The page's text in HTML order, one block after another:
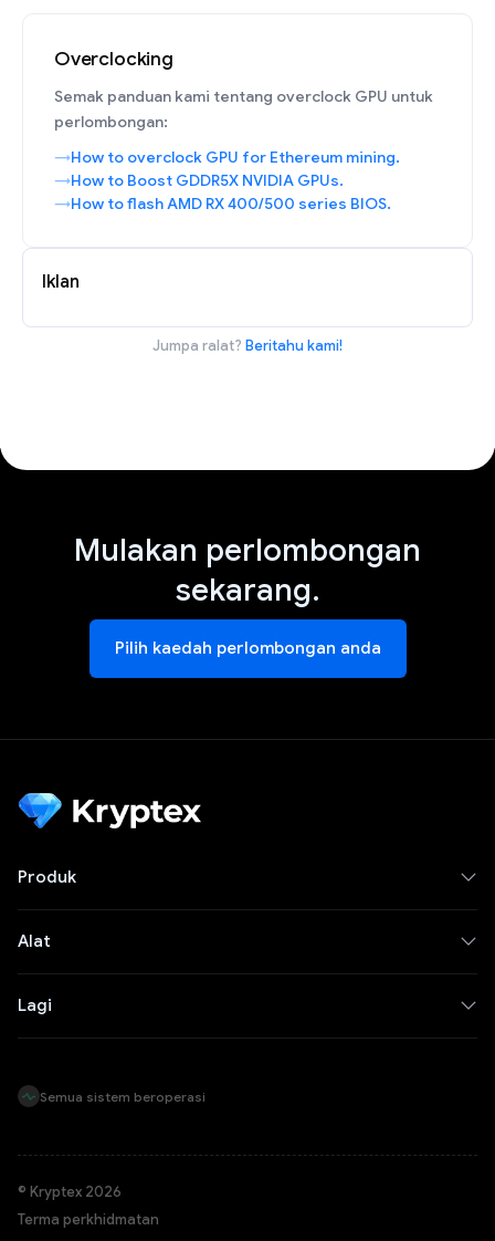
Overclocking
Semak panduan kami tentang overclock GPU untuk
perlombongan:
How to overclock GPU for Ethereum mining.
How to Boost GDDR5X NVIDIA GPUs.
How to flash AMD RX 400/500 series BIOS.
Iklan
Jumpa ralat? Beritahu kami!
Mulakan perlombongan
sekarang.
Pilih kaedah perlombongan anda
Produk
Alat
Lagi
Semua sistem beroperasi
© Kryptex 2026
Terma perkhidmatan